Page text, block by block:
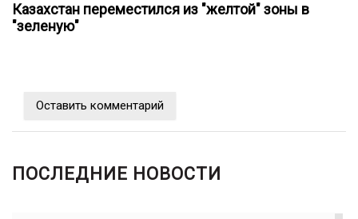
Казахстан переместился из "желтой" зоны в
"зеленую"
Оставить комментарий
ПОСЛЕДНИЕ НОВОСТИ